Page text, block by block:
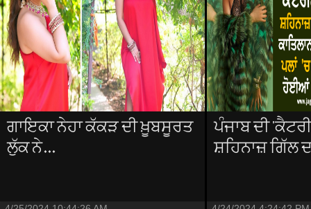
ਗਾਇਕਾ ਨੇਹਾ ਕੱਕੜ ਦੀ ਖ਼ੂਬਸੂਰਤ
ਲੁੱਕ ਨੇ...
ਪੰਜਾਬ ਦੀ
ਸ਼ਹਿਨਾਜ਼ ਗਿੱਲ